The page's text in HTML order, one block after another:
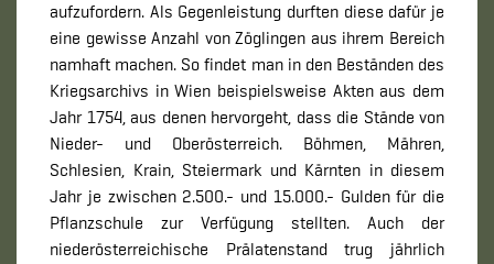
aufzufordern. Als Gegenleistung durften diese dafür je
eine gewisse Anzahl von Zöglingen aus ihrem Bereich
namhaft machen. So findet man in den Beständen des
Kriegsarchivs in Wien beispielsweise Akten aus dem
Jahr 1754, aus denen hervorgeht, dass die Stände von
Nieder- und Oberösterreich. Böhmen, Mähren,
Schlesien, Krain, Steiermark und Kärnten in diesem
Jahr je zwischen 2.500.- und 15.000.- Gulden für die
Pflanzschule zur Verfügung stellten. Auch der
niederösterreichische Prälatenstand trug jährlich